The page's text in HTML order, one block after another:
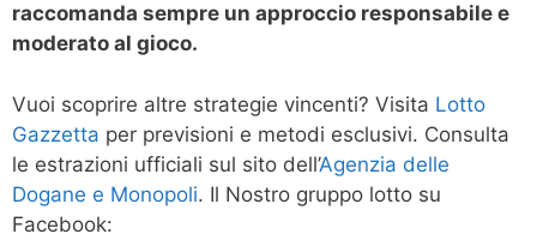
raccomanda sempre un approccio responsabile e
moderato al gioco.
Vuoi scoprire altre strategie vincenti? Visita Lotto
Gazzetta per previsioni e metodi esclusivi. Consulta
le estrazioni ufficiali sul sito dell’Agenzia delle
Dogane e Monopoli. Il Nostro gruppo lotto su
Facebook: